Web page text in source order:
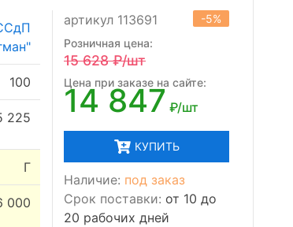
100
225
Г
000
артикул 113691
-5%
Розничная цена:
15 628₽/шт
Цена при заказе на сайте:
14 847 ₽/шт
КУПИТЬ
Наличие: под заказ
Срок поставки: от 10 до
20 рабочих дней